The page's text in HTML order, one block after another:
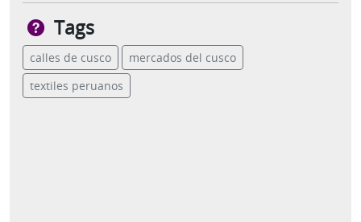
Tags
calles de cusco
mercados del cusco
textiles peruanos